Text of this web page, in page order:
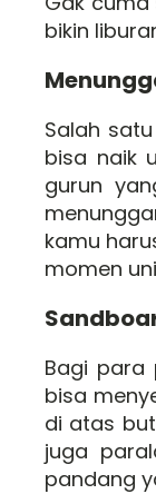
bikin
Salah
bisa naik
gurun
kamu
momen
Bagi para
bisa
di atas
juga
pandang